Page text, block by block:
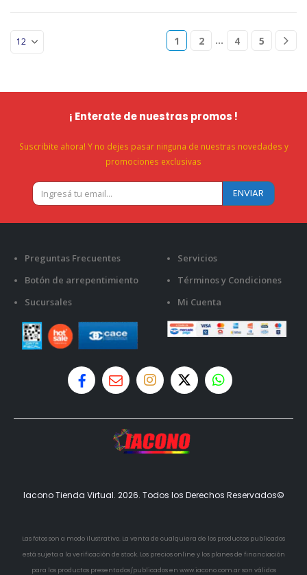
1 2 … 4 5
¡ Enterate de nuestras promos !
Suscribite ahora! Y no dejes pasar ninguna de nuestras novedades y
promociones exclusivas
Preguntas Frecuentes
Botón de arrepentimiento
Sucursales
Servicios
Términos y Condiciones
Mi Cuenta
Iacono Tienda Virtual. 2026. Todos los Derechos Reservados©
Las fotos son a modo ilustrativo. La venta de cualquiera de los productos publicados
está sujeta a la verificación de stock. Los precios online y los planes de financiación
para los productos presentados/publicados en www.iacono.com.ar son válidos